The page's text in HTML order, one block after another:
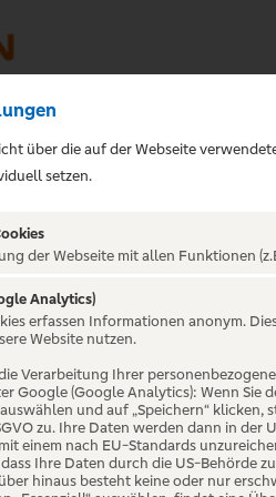
über die auf der Webseite
setzen.
der Webseite mit allen Funktionen
Analytics)
erfassen Informationen anonym.
Website nutzen.
Verarbeitung Ihrer
Google (Google Analytics): Wenn Sie
und auf „Speichern“
zu. Ihre Daten werden dann in
einem nach EU-Standards
Ihre Daten durch die US-Behörde
hinaus besteht keine oder nur